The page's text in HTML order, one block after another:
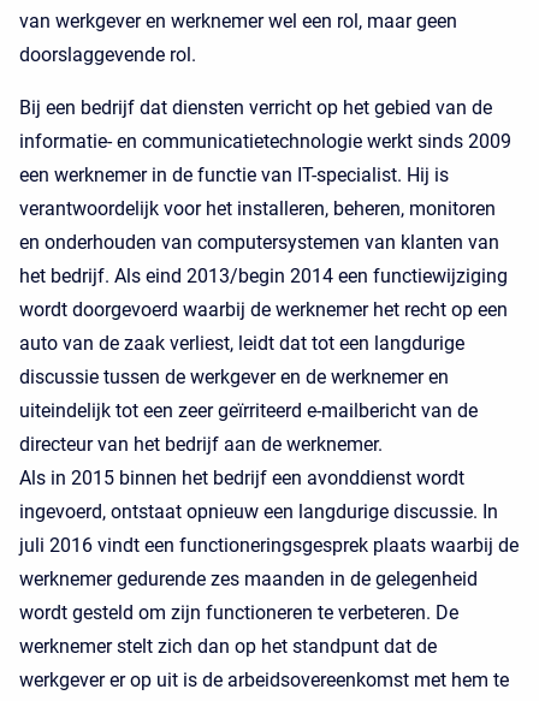
van werkgever en werknemer wel een rol, maar geen
doorslaggevende rol.
Bij een bedrijf dat diensten verricht op het gebied van de
informatie- en communicatietechnologie werkt sinds 2009
een werknemer in de functie van IT-specialist. Hij is
verantwoordelijk voor het installeren, beheren, monitoren
en onderhouden van computersystemen van klanten van
het bedrijf. Als eind 2013/begin 2014 een functiewijziging
wordt doorgevoerd waarbij de werknemer het recht op een
auto van de zaak verliest, leidt dat tot een langdurige
discussie tussen de werkgever en de werknemer en
uiteindelijk tot een zeer geïrriteerd e-mailbericht van de
directeur van het bedrijf aan de werknemer.
Als in 2015 binnen het bedrijf een avonddienst wordt
ingevoerd, ontstaat opnieuw een langdurige discussie. In
juli 2016 vindt een functioneringsgesprek plaats waarbij de
werknemer gedurende zes maanden in de gelegenheid
wordt gesteld om zijn functioneren te verbeteren. De
werknemer stelt zich dan op het standpunt dat de
werkgever er op uit is de arbeidsovereenkomst met hem te